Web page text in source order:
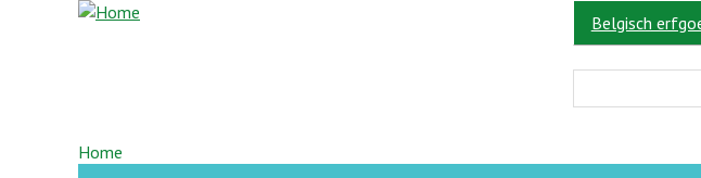
Overslaan en naar de inhoud gaan Belgisch
U BENT HIER
Home